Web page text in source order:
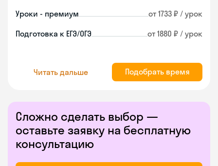
Уроки - премиум от 1733 ₽ / урок
Подготовка к ЕГЭ/ОГЭ от 1880 ₽ / урок
Читать дальше Подобрать время
Сложно сделать выбор —
оставьте заявку на бесплатную
консультацию